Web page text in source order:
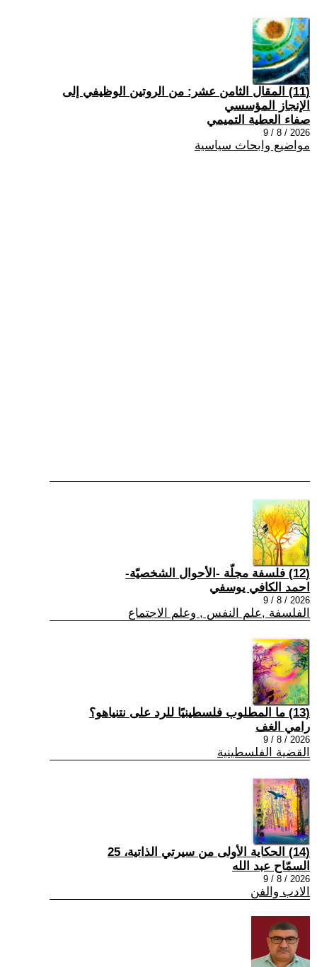
(11) المقال الثامن عشر: من الروتين الوظيفي إلى
الإنجاز المؤسسي
صفاء العطية التميمي
2026 / 8 / 9
مواضيع وابحاث سياسية
(12) فلسفة مجلّة -الأحوال الشخصيّة-
احمد الكافي يوسفي
2026 / 8 / 9
الفلسفة ,علم النفس , وعلم الاجتماع
(13) ما المطلوب فلسطينيًا للرد على نتنياهو؟
رامي الغف
2026 / 8 / 9
القضية الفلسطينية
(14) الحكاية الأولى من سيرتي الذاتية، 25
السمّاح عبد الله
2026 / 8 / 9
الادب والفن